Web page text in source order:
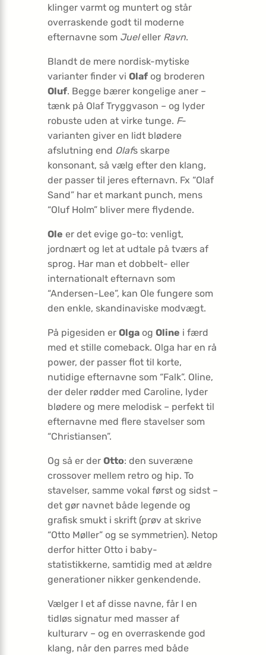
klinger varmt og muntert og står
overraskende godt til moderne
efternavne som Jueleller Ravn.
Blandt de mere nordisk-mytiske
varianter finder vi Olaf og broderen
Oluf. Begge bærer kongelige aner –
tænk på Olaf Tryggvason – og lyder
robuste uden at virke tunge. F-
varianten giver en lidt blødere
afslutning end Olafs skarpe
konsonant, så vælg efter den klang,
der passer til jeres efternavn. Fx “Olaf
Sand” har et markant punch, mens
“Oluf Holm” bliver mere flydende.
Ole er det evige go-to: venligt,
jordnært og let at udtale på tværs af
sprog. Har man et dobbelt- eller
internationalt efternavn som
“Andersen-Lee”, kan Ole fungere som
den enkle, skandinaviske modvægt.
På pigesiden er Olga og Oline i færd
med et stille comeback. Olga har en rå
power, der passer flot til korte,
nutidige efternavne som “Falk”. Oline,
der deler rødder med Caroline, lyder
blødere og mere melodisk – perfekt til
efternavne med flere stavelser som
“Christiansen”.
Og så er der Otto: den suveræne
crossover mellem retro og hip. To
stavelser, samme vokal først og sidst –
det gør navnet både legende og
grafisk smukt i skrift (prøv at skrive
“Otto Møller” og se symmetrien). Netop
derfor hitter Otto i baby-
statistikkerne, samtidig med at ældre
generationer nikker genkendende.
Vælger I et af disse navne, får I en
tidløs signatur med masser af
kulturarv – og en overraskende god
klang, når den parres med både